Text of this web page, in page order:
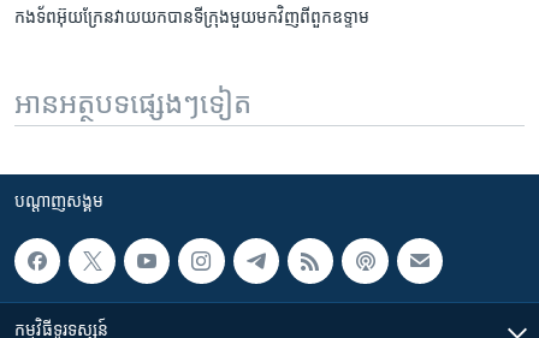
កងទ័ព​​​អ៊ុយក្រែន​​​វាយ​​​យក​​​បាន​​​ទីក្រុង​​​មួយ​​​មក​​​វិញ​​​ពី​​​ពួក​​​ឧទ្ទាម
អានអត្ថបទផ្សេងៗទៀត
បណ្តាញ​សង្គម
កម្មវិធី​ទូរទស្សន៍